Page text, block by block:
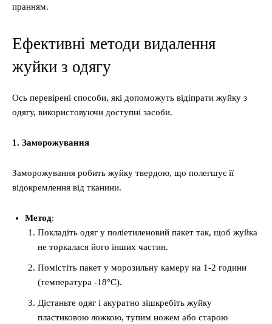
пранням.
Ефективні методи видалення
жуйки з одягу
Ось перевірені способи, які допоможуть відіпрати жуйку з
одягу, використовуючи доступні засоби.
1. Заморожування
Заморожування робить жуйку твердою, що полегшує її
відокремлення від тканини.
Метод:
Покладіть одяг у поліетиленовий пакет так, щоб жуйка
не торкалася його інших частин.
Помістіть пакет у морозильну камеру на 1-2 години
(температура -18°C).
Дістаньте одяг і акуратно зішкребіть жуйку
пластиковою ложкою, тупим ножем або старою